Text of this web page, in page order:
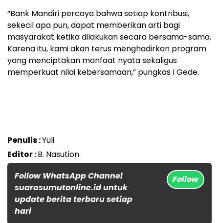
“Bank Mandiri percaya bahwa setiap kontribusi,
sekecil apa pun, dapat memberikan arti bagi
masyarakat ketika dilakukan secara bersama-sama.
Karena itu, kami akan terus menghadirkan program
yang menciptakan manfaat nyata sekaligus
memperkuat nilai kebersamaan,” pungkas I Gede.
Penulis :Yuli
Editor :B. Nasution
Follow WhatsApp Channel
suarasumutonline.id untuk
update berita terbaru setiap
hari
Follow